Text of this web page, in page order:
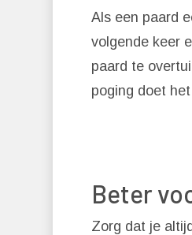
Als een paard
volgende keer
paard te
poging doet
Beter
Zorg dat je